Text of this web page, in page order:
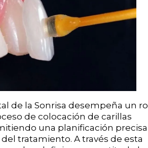
de la Sonrisa desempeña un
de colocación de carillas
una planificación precisa
tratamiento. A través de esta